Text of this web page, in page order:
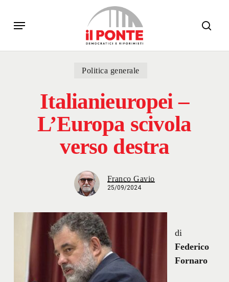
main
Menu
Politica generale
Italianieuropei –
L’Europa scivola
verso destra
Franco Gavio
25/09/2024
di
Federico
Fornaro